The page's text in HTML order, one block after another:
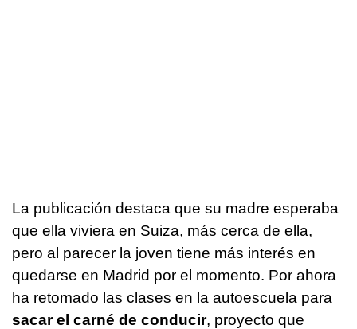
La publicación destaca que su madre esperaba
que ella viviera en Suiza, más cerca de ella,
pero al parecer la joven tiene más interés en
quedarse en Madrid por el momento. Por ahora
ha retomado las clases en la autoescuela para
sacar el carné de conducir, proyecto que